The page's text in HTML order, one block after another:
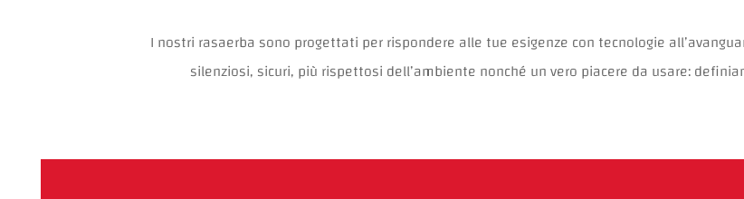
I nostri rasaerba sono progettati per rispondere alle tue esigenze con tecnologie
silenziosi, sicuri, più rispettosi dell’ambiente nonché un vero piacere da usare: